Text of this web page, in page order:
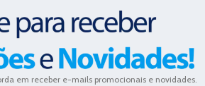
em receber e-mails promocionais e novidades.